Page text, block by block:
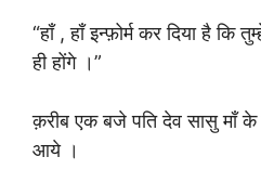
“हाँ , हाँ इन्फ़ोर्म कर दिया है
ही होंगे ।”
क़रीब एक बजे पति देव सासु माँ के
आये ।